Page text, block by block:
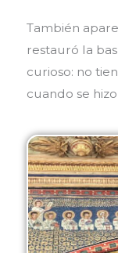
También
restauró la
curioso: no
cuando se